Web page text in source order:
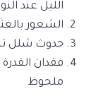
الليل عند
الشعور
حدوث شلل
فقدان
ملحوظ